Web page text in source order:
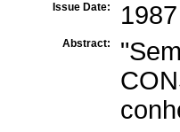
Issue Date: 1987
Abstract: